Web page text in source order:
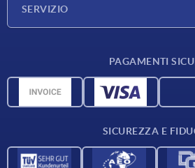
SERVIZIO
Dati CAD
PAGAMENTI
SICUREZZA E